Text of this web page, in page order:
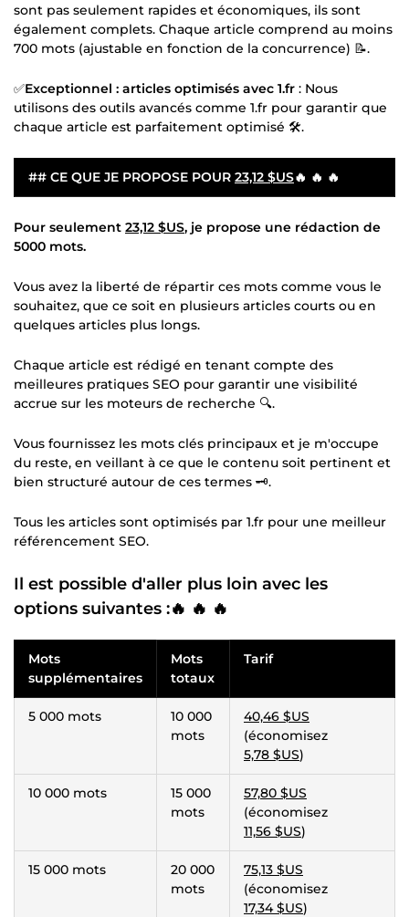
sont pas seulement rapides et économiques, ils sont
également complets. Chaque article comprend au moins
700 mots (ajustable en fonction de la concurrence) 📝.
✅Exceptionnel : articles optimisés avec 1.fr : Nous
utilisons des outils avancés comme 1.fr pour garantir que
chaque article est parfaitement optimisé 🛠️.
## CE QUE JE PROPOSE POUR 23,12 $US🔥 🔥 🔥
Pour seulement 23,12 $US, je propose une rédaction de
5000 mots.
Vous avez la liberté de répartir ces mots comme vous le
souhaitez, que ce soit en plusieurs articles courts ou en
quelques articles plus longs.
Chaque article est rédigé en tenant compte des
meilleures pratiques SEO pour garantir une visibilité
accrue sur les moteurs de recherche 🔍.
Vous fournissez les mots clés principaux et je m'occupe
du reste, en veillant à ce que le contenu soit pertinent et
bien structuré autour de ces termes 🗝️.
Tous les articles sont optimisés par 1.fr pour une meilleur
référencement SEO.
Il est possible d'aller plus loin avec les
options suivantes :🔥 🔥 🔥
Mots
supplémentaires
Mots
totaux
Tarif
5 000 mots
10 000
mots
40,46 $US
(économisez
5,78 $US)
10 000 mots
15 000
mots
57,80 $US
(économisez
11,56 $US)
15 000 mots
20 000
mots
75,13 $US
(économisez
17,34 $US)